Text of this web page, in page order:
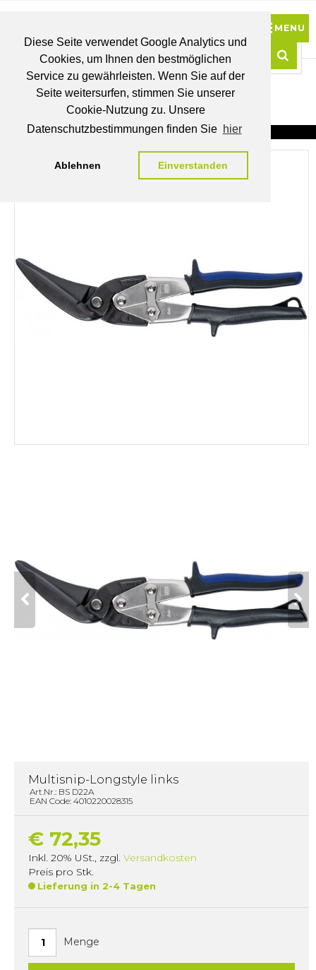
Diese Seite verwendet Google Analytics und
Cookies, um Ihnen den bestmöglichen
Service zu gewährleisten. Wenn Sie auf der
Seite weitersurfen, stimmen Sie unserer
Cookie-Nutzung zu. Unsere
Datenschutzbestimmungen finden Sie hier
Ablehnen Einverstanden
BRUTTO
PREISE
MEIN
WUNSCHLISTE
Multisnip-Longstyle links
Art.Nr.: BS D22A
EAN Code: 4010220028315
€ 72,35
Inkl. 20% USt., zzgl. Versandkosten
Preis pro Stk.
Lieferung in 2-4 Tagen
Menge